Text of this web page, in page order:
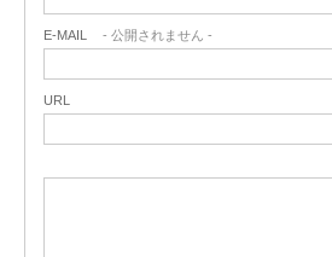
E-MAIL - 公開されません -
URL